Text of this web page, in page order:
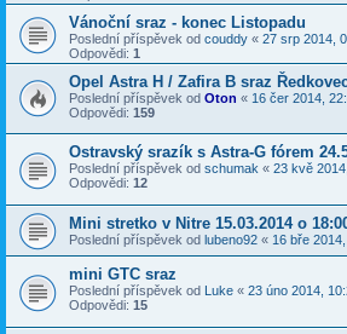
Vánoční sraz - konec Listopadu
Poslední příspěvek od couddy « 27 srp 2014,
Odpovědi: 1
Opel Astra H / Zafira B sraz
Poslední příspěvek od Oton « 16 čer 2014,
Odpovědi: 159
Ostravský srazík s Astra-G fórem
Poslední příspěvek od schumak « 23 kvě
Odpovědi: 12
Mini stretko v Nitre 15.03.2014 o
Poslední příspěvek od lubeno92 « 16 bře
mini GTC sraz
Poslední příspěvek od Luke « 23 úno 2014,
Odpovědi: 15